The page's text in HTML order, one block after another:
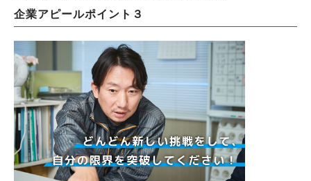
企業アピールポイント３